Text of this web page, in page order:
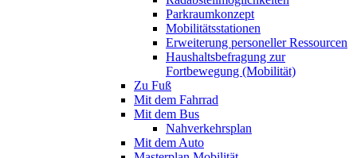
Parkraumkonzept
Mobilitätsstationen
Erweiterung personeller Ressourcen
Haushaltsbefragung zur
Fortbewegung (Mobilität)
Zu Fuß
Mit dem Fahrrad
Mit dem Bus
Nahverkehrsplan
Mit dem Auto